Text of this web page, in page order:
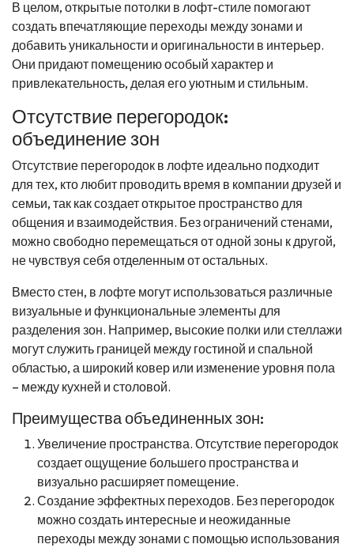
В целом, открытые потолки в лофт-стиле помогают
создать впечатляющие переходы между зонами и
добавить уникальности и оригинальности в интерьер.
Они придают помещению особый характер и
привлекательность, делая его уютным и стильным.
Отсутствие перегородок:
объединение зон
Отсутствие перегородок в лофте идеально подходит
для тех, кто любит проводить время в компании друзей и
семьи, так как создает открытое пространство для
общения и взаимодействия. Без ограничений стенами,
можно свободно перемещаться от одной зоны к другой,
не чувствуя себя отделенным от остальных.
Вместо стен, в лофте могут использоваться различные
визуальные и функциональные элементы для
разделения зон. Например, высокие полки или стеллажи
могут служить границей между гостиной и спальной
областью, а широкий ковер или изменение уровня пола
– между кухней и столовой.
Преимущества объединенных зон:
Увеличение пространства. Отсутствие перегородок
создает ощущение большего пространства и
визуально расширяет помещение.
Создание эффектных переходов. Без перегородок
можно создать интересные и неожиданные
переходы между зонами с помощью использования